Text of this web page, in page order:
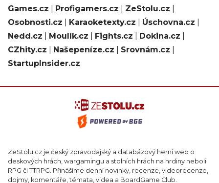
Games.cz
Profigamers.cz ZeStolu.cz
Osobnosti.cz
Karaoketexty.cz Úschovna.cz
Nedd.cz
Moulík.cz Fights.cz Dokina.cz
CZhity.cz
Našepeníze.cz Srovnám.cz
StartupInsider.cz
ZeStolu.cz je český zpravodajský a databázový herní web o
deskových hrách, wargamingu a stolních hrách na hrdiny neboli
RPG či TTRPG. Přinášíme denní novinky, recenze, videorecenze,
dojmy, komentáře, témata, videa a BoardGame Club.